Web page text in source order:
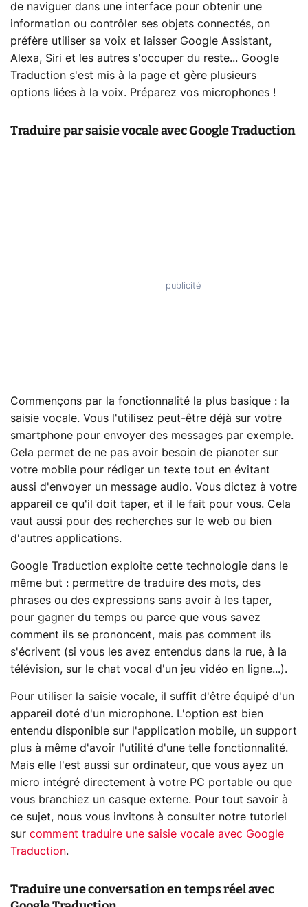
de naviguer dans une interface pour obtenir une
information ou contrôler ses objets connectés, on
préfère utiliser sa voix et laisser Google Assistant,
Alexa, Siri et les autres s'occuper du reste... Google
Traduction s'est mis à la page et gère plusieurs
options liées à la voix. Préparez vos microphones !
Traduire par saisie vocale avec Google Traduction
Commençons par la fonctionnalité la plus basique : la
saisie vocale. Vous l'utilisez peut-être déjà sur votre
smartphone pour envoyer des messages par exemple.
Cela permet de ne pas avoir besoin de pianoter sur
votre mobile pour rédiger un texte tout en évitant
aussi d'envoyer un message audio. Vous dictez à votre
appareil ce qu'il doit taper, et il le fait pour vous. Cela
vaut aussi pour des recherches sur le web ou bien
d'autres applications.
Google Traduction exploite cette technologie dans le
même but : permettre de traduire des mots, des
phrases ou des expressions sans avoir à les taper,
pour gagner du temps ou parce que vous savez
comment ils se prononcent, mais pas comment ils
s'écrivent (si vous les avez entendus dans la rue, à la
télévision, sur le chat vocal d'un jeu vidéo en ligne...).
Pour utiliser la saisie vocale, il suffit d'être équipé d'un
appareil doté d'un microphone. L'option est bien
entendu disponible sur l'application mobile, un support
plus à même d'avoir l'utilité d'une telle fonctionnalité.
Mais elle l'est aussi sur ordinateur, que vous ayez un
micro intégré directement à votre PC portable ou que
vous branchiez un casque externe. Pour tout savoir à
ce sujet, nous vous invitons à consulter notre tutoriel
sur comment traduire une saisie vocale avec Google
Traduction.
Traduire une conversation en temps réel avec